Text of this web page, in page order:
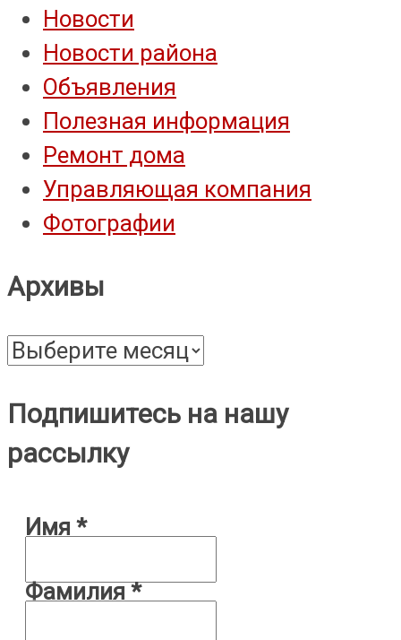
Новости
Новости района
Объявления
Полезная информация
Ремонт дома
Управляющая компания
Фотографии
Архивы
Архивы
Подпишитесь на нашу
рассылку
Имя *
Фамилия*